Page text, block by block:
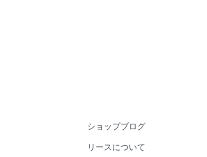
ショップブログ
リースについて